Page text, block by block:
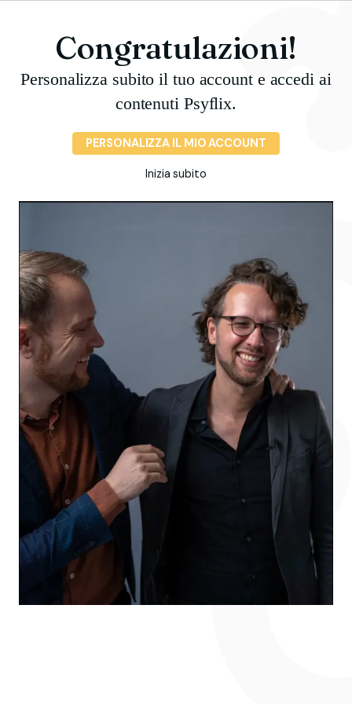
Congratulazioni!
Personalizza subito il tuo account e accedi ai
contenuti Psyflix.
PERSONALIZZA IL MIO ACCOUNT
Inizia subito